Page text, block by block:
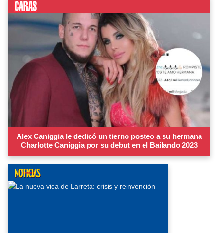
Alex Caniggia le dedicó un tierno posteo a su hermana
Charlotte Caniggia por su debut en el Bailando 2023